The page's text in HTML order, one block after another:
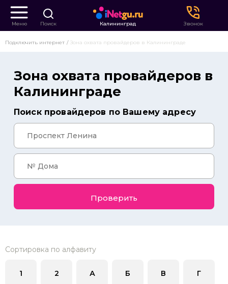
Меню Поиск Калининград Звонок
Подключить интернет Зона охвата провайдеров в Калининграде
Зона охвата провайдеров в
Калининграде
Поиск провайдеров по Вашему адресу
Проверить
Сортировка по алфавиту
1 2 А Б В Г